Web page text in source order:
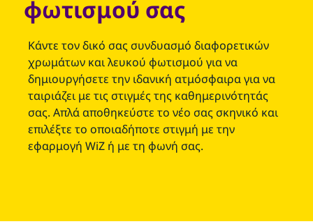
φωτισμού σας
Κάντε τον δικό σας συνδυασμό διαφορετικών
χρωμάτων και λευκού φωτισμού για να
δημιουργήσετε την ιδανική ατμόσφαιρα για να
ταιριάζει με τις στιγμές της καθημερινότητάς
σας. Απλά αποθηκεύστε το νέο σας σκηνικό και
επιλέξτε το οποιαδήποτε στιγμή με την
εφαρμογή WiZ ή με τη φωνή σας.